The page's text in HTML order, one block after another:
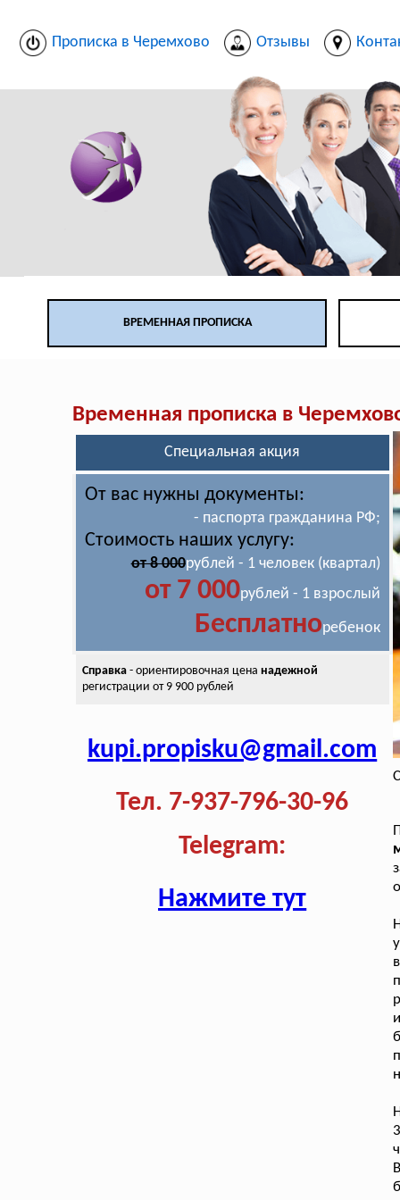
Прописка в Черемхово Отзывы
ВРЕМЕННАЯ ПРОПИСКА
Временная прописка в
Специальная акция
От вас нужны документы:
- паспорта гражданина РФ;
Стоимость наших услугу:
от 8 000рублей - 1 человек (квартал)
от 7 000рублей - 1 взрослый
Бесплатноребенок
Справка- ориентировочная цена надежной
регистрации от 9 900 рублей
kupi.propisku@gmail.com
Тел. 7-937-796-30-96
Telegram:
Нажмите тут